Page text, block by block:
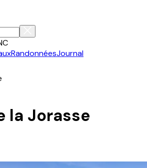
RandonnéesJournal
la Jorasse